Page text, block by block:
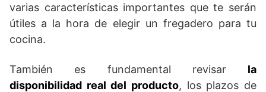
varias características importantes que te serán
útiles a la hora de elegir un fregadero para tu
cocina.
También es fundamental revisar la
disponibilidad real del producto, los plazos de